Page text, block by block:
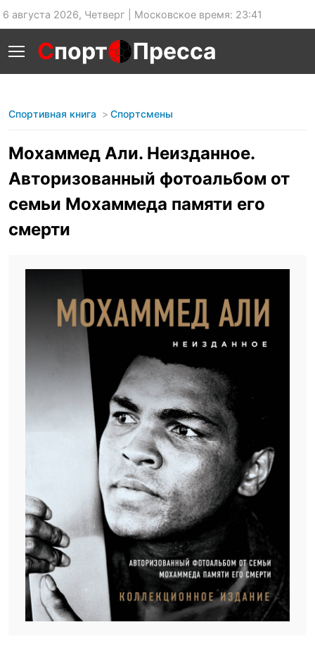
6 августа 2026, Четверг | Московское время: 23:41
Спорт Пресса
Спортивная книга Спортсмены
Мохаммед Али. Неизданное.
Авторизованный фотоальбом от
семьи Мохаммеда памяти его
смерти